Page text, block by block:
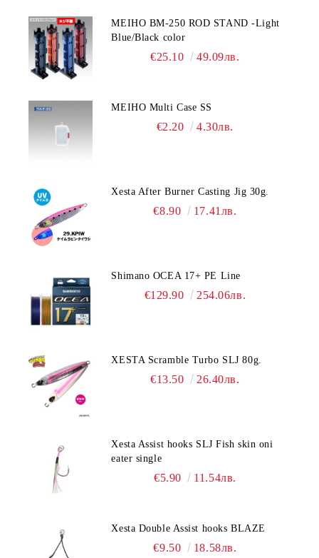
MEIHO BM-250 ROD STAND -Light
Blue/Black color
€25.10 49.09лв.
MEIHO Multi Case SS
€2.20 4.30лв.
Xesta After Burner Casting Jig 30g.
€8.90 17.41лв.
Shimano OCEA 17+ PE Line
€129.90 254.06лв.
XESTA Scramble Turbo SLJ 80g.
€13.50 26.40лв.
Xesta Assist hooks SLJ Fish skin oni
eater single
€5.90 11.54лв.
Xesta Double Assist hooks BLAZE
€9.50 18.58лв.